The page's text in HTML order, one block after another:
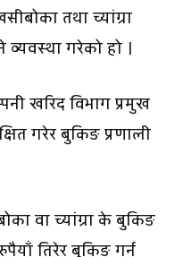
तथा च्यांग्रा
गरेको हो ।
खरिद विभाग प्रमुख
गरेर बुकिङ प्रणाली
वा च्यांग्रा के बुकिङ
तिरेर बुकिङ गर्न